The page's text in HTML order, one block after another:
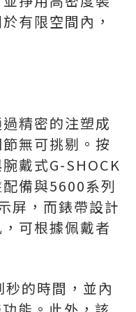
有限空間內，
精密的注塑成
無可挑剔。按
戴式G-SHOCK
備與5600系列
屏，而錶帶設計
可根據佩戴者
的時間，並內